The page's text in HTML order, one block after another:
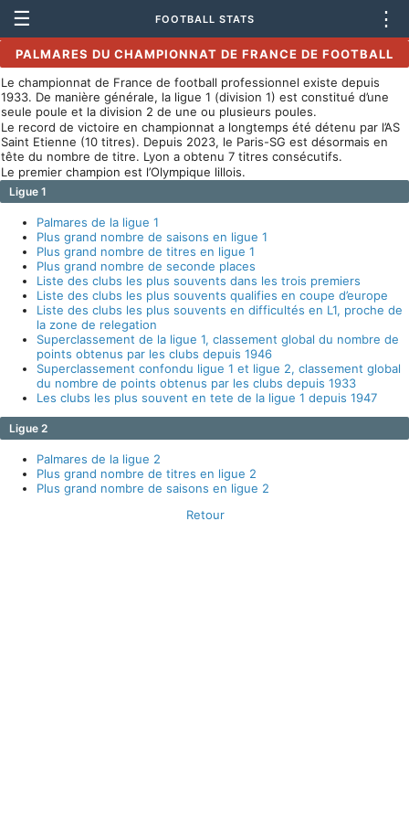
☰ FOOTBALL STATS ⋮
PALMARES DU CHAMPIONNAT DE FRANCE DE FOOTBALL
Le championnat de France de football professionnel existe depuis
1933. De manière générale, la ligue 1 (division 1) est constitué d’une
seule poule et la division 2 de une ou plusieurs poules.
Le record de victoire en championnat a longtemps été détenu par l’AS
Saint Etienne (10 titres). Depuis 2023, le Paris-SG est désormais en
tête du nombre de titre. Lyon a obtenu 7 titres consécutifs.
Le premier champion est l’Olympique lillois.
Ligue 1
Palmares de la ligue 1
Plus grand nombre de saisons en ligue 1
Plus grand nombre de titres en ligue 1
Plus grand nombre de seconde places
Liste des clubs les plus souvents dans les trois premiers
Liste des clubs les plus souvents qualifies en coupe d’europe
Liste des clubs les plus souvents en difficultés en L1, proche de
la zone de relegation
Superclassement de la ligue 1, classement global du nombre de
points obtenus par les clubs depuis 1946
Superclassement confondu ligue 1 et ligue 2, classement global
du nombre de points obtenus par les clubs depuis 1933
Les clubs les plus souvent en tete de la ligue 1 depuis 1947
Ligue 2
Palmares de la ligue 2
Plus grand nombre de titres en ligue 2
Plus grand nombre de saisons en ligue 2
Retour